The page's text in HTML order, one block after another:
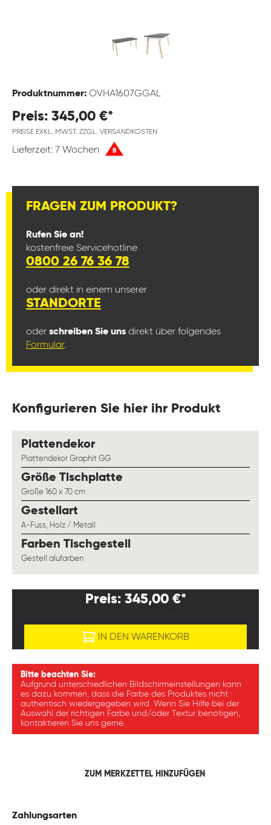
Produktnummer: OVHA1607GGAL
Preis: 345,00 €*
PREISE EXKL. MWST. ZZGL. VERSANDKOSTEN
Lieferzeit: 7 Wochen B
FRAGEN ZUM PRODUKT?
Rufen Sie an!
kostenfreie Servicehotline
0800 26 76 36 78
oder direkt in einem unserer
STANDORTE
oder schreiben Sie uns direkt über folgendes
Formular.
Konfigurieren Sie hier ihr Produkt
Plattendekorauswählen
Plattendekor Graphit GG
Größe Tischplatte
Größe 160 x 70 cm
Gestellart
A-Fuss, Holz / Metall
Farben Tischgestell
Gestell alufarben
Preis: 345,00 €*
IN DEN WARENKORB
Bitte beachten Sie:
Aufgrund unterschiedlichen Bildschirmeinstellungen kann
es dazu kommen, dass die Farbe des Produktes nicht
authentisch wiedergegeben wird. Wenn Sie Hilfe bei der
Auswahl der richtigen Farbe und/oder Textur benötigen,
kontaktieren Sie uns gerne.
ZUM MERKZETTEL HINZUFÜGEN
Zahlungsarten